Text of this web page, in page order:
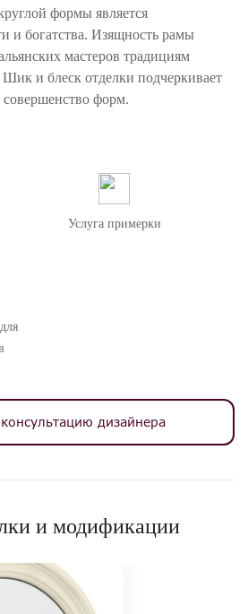
формы является
и богатства. Изящность рамы
мастеров традициям
Шик и блеск отделки подчеркивает
совершенство форм.
могут отличаться из-за
Услуга примерки
дизайнера
и модификации